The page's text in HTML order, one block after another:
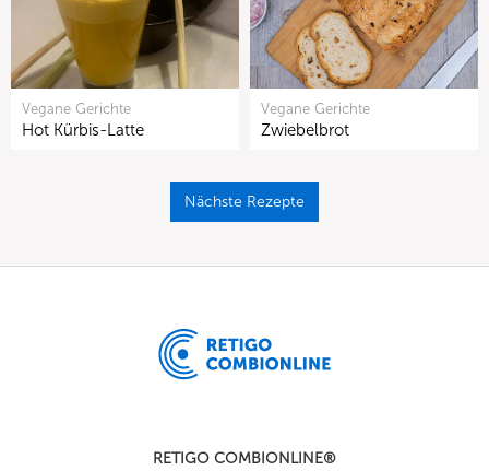
Vegane Gerichte
Hot Kürbis-Latte
Vegane Gerichte
Zwiebelbrot
Nächste Rezepte
RETIGO COMBIONLINE®